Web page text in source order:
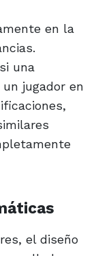
en la
una
jugador en
el diseño